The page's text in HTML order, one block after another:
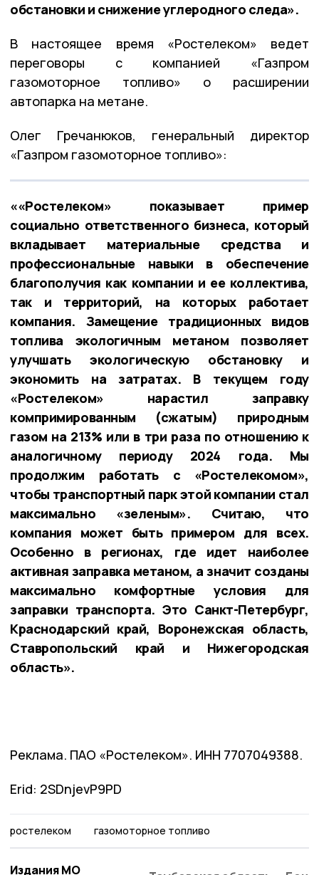
обстановки и снижение углеродного следа».
В настоящее время «Ростелеком» ведет
переговоры с компанией «Газпром
газомоторное топливо» о расширении
автопарка на метане.
Олег Гречанюков, генеральный директор
«Газпром газомоторное топливо»:
««Ростелеком» показывает пример
социально ответственного бизнеса, который
вкладывает материальные средства и
профессиональные навыки в обеспечение
благополучия как компании и ее коллектива,
так и территорий, на которых работает
компания. Замещение традиционных видов
топлива экологичным метаном позволяет
улучшать экологическую обстановку и
экономить на затратах. В текущем году
«Ростелеком» нарастил заправку
компримированным (сжатым) природным
газом на 213% или в три раза по отношению к
аналогичному периоду 2024 года. Мы
продолжим работать с «Ростелекомом»,
чтобы транспортный парк этой компании стал
максимально «зеленым». Считаю, что
компания может быть примером для всех.
Особенно в регионах, где идет наиболее
активная заправка метаном, а значит созданы
максимально комфортные условия для
заправки транспорта. Это Санкт-Петербург,
Краснодарский край, Воронежская область,
Ставропольский край и Нижегородская
область».
Реклама. ПАО «Ростелеком». ИНН 7707049388.
Erid: 2SDnjevP9PD
ростелеком газомоторное топливо
Издания МО